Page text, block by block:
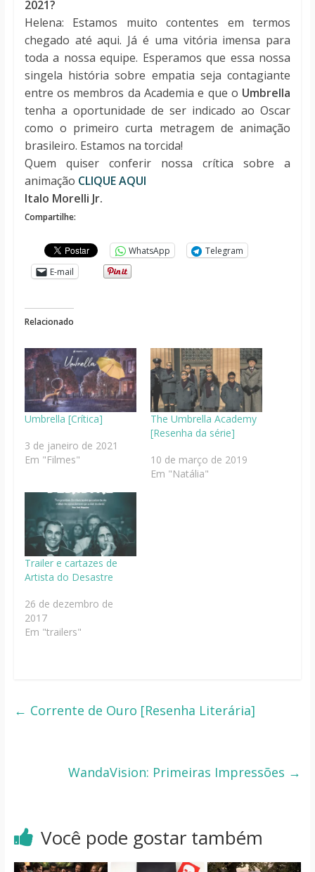
2021?
Helena: Estamos muito contentes em termos
chegado até aqui. Já é uma vitória imensa para
toda a nossa equipe. Esperamos que essa nossa
singela história sobre empatia seja contagiante
entre os membros da Academia e que o Umbrella
tenha a oportunidade de ser indicado ao Oscar
como o primeiro curta metragem de animação
brasileiro. Estamos na torcida!
Quem quiser conferir nossa crítica sobre a
animação CLIQUE AQUI
Italo Morelli Jr.
Compartilhe:
WhatsApp
Telegram
E-mail
Relacionado
Umbrella [Crítica]
3 de janeiro de 2021
Em "Filmes"
The Umbrella Academy
[Resenha da série]
10 de março de 2019
Em "Natália"
Trailer e cartazes de
Artista do Desastre
26 de dezembro de
2017
Em "trailers"
← Corrente de Ouro [Resenha Literária]
WandaVision: Primeiras Impressões →
Você pode gostar também